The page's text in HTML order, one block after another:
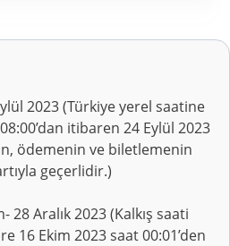
2023 (Türkiye yerel saatine
itibaren 24 Eylül 2023
ödemenin ve biletlemenin
geçerlidir.)
Aralık 2023 (Kalkış saati
16 Ekim 2023 saat 00:01’den